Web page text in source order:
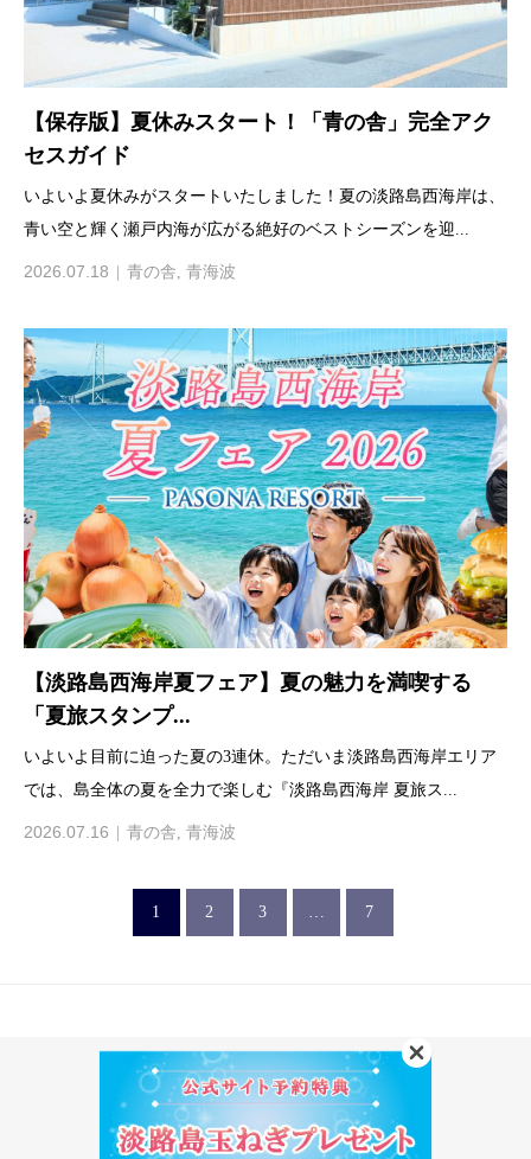
【保存版】夏休みスタート！「青の舎」完全アク
セスガイド
いよいよ夏休みがスタートいたしました！夏の淡路島西海岸は、
青い空と輝く瀬戸内海が広がる絶好のベストシーズンを迎...
2026.07.18 青の舎 青海波
【淡路島西海岸夏フェア】夏の魅力を満喫する
「夏旅スタンプ...
いよいよ目前に迫った夏の3連休。ただいま淡路島西海岸エリア
では、島全体の夏を全力で楽しむ『淡路島西海岸 夏旅ス...
2026.07.16 青の舎 青海波
1 2 3 … 7
青海波 青の舎
〒656-1723 兵庫県淡路市野島大川70